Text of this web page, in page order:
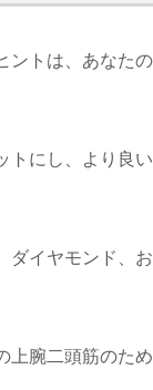
トは、あなた
トにし、より良
ダイヤモンド、
上腕二頭筋のた